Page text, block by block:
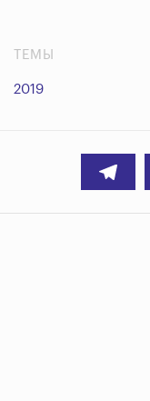
ТЕМЫ
2019